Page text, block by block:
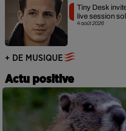
4 août 2026
Tiny Desk
live session
+ DE MUSIQUE
Actu positive